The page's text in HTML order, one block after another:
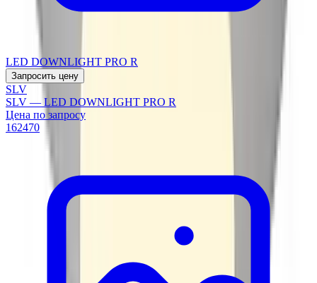
LED DOWNLIGHT PRO R
Запросить цену
SLV
SLV — LED DOWNLIGHT PRO R
Цена по запросу
162470